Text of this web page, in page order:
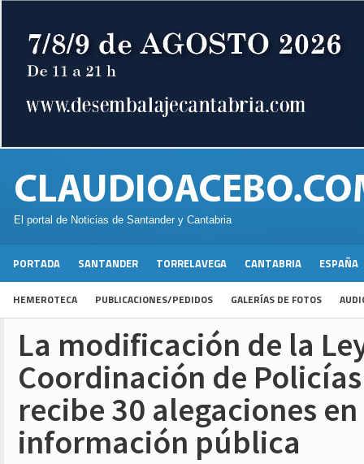
El portal de Noticias de Santander y Cantabria
PORTADA SANTANDER TORRELAVEGA CANTABRIA ESPAÑA
HEMEROTECA PUBLICACIONES/PEDIDOS GALERÍAS DE FOTOS
La modificación de la
Coordinación de
recibe 30 alegaciones
información pública